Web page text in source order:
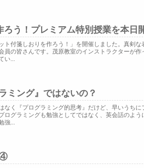
う！プレミアム特別授業を本日
ト付箋しおりを作ろう！」を開催しました。真剣な
員の皆さんです。茂原教室のインストラクターが作
い...
ミング』ではないの？
なく『プログラミング的思考』だけど、早いうちに
ログラミングも勉強としてではなく、英会話のよう
強...
④